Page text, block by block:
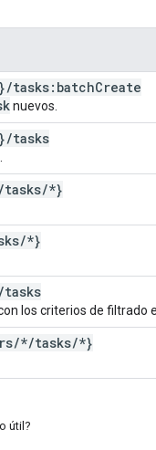
/tasks:batchCreate
nuevos.
/tasks
/tasks/*}
/*}
/tasks
los criterios de filtrado
/*/tasks/*}
útil?